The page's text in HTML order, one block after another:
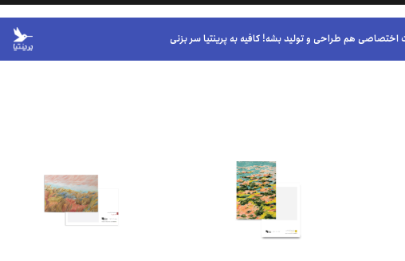
هم طراحی و تولید بشه! کافیه به پرینتیا سر بزنی